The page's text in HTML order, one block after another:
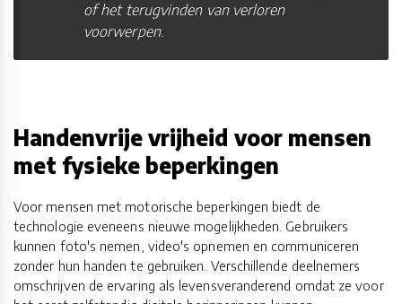
of het terugvinden van verloren
voorwerpen.
Handenvrije vrijheid voor mensen
met fysieke beperkingen
Voor mensen met motorische beperkingen biedt de
technologie eveneens nieuwe mogelijkheden. Gebruikers
kunnen foto's nemen, video's opnemen en communiceren
zonder hun handen te gebruiken. Verschillende deelnemers
omschrijven de ervaring als levensveranderend omdat ze voor